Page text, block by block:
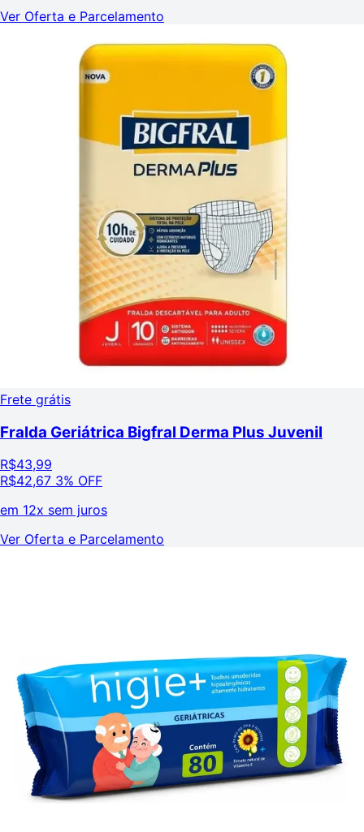
Ver Oferta e Parcelamento
Frete grátis
Fralda Geriátrica Bigfral Derma Plus Juvenil
R$43,99
R$42,67 3% OFF
em 12x sem juros
Ver Oferta e Parcelamento